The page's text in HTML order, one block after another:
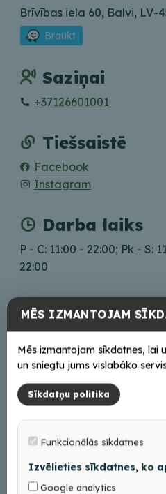
Brīvības iela 60, Balvi, LV-
Braukt
Saziņai
+37126601001
Tiešsaistē
Facebook
Instagram
Darba laiks
P - C: 11:00 - 22:00; Pk - S:
22:00
+
−
MĒS IZMANTOJAM
Mēs izmantojam sīkdatnes, lai
un sniegtu jums vislabāko
Sīkdatņu politika
Funkcionālās sīkdatnes
Izvēlieties sīkdatnes, ko
Google analytics